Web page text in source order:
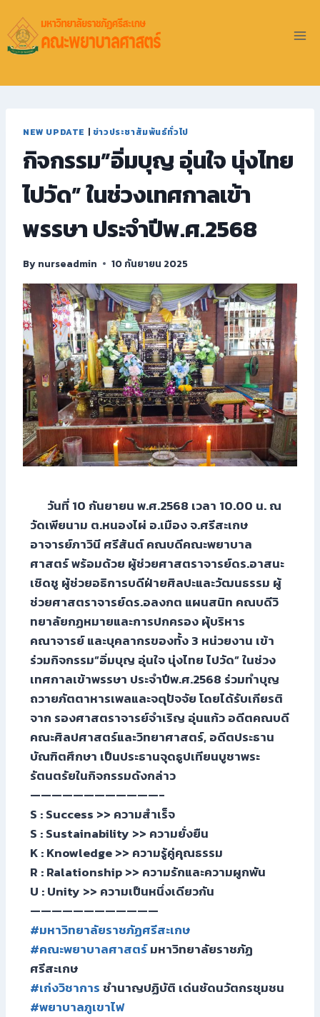
NEW UPDATE | ข่าวประชาสัมพันธ์ทั่วไป
กิจกรรม”อิ่มบุญ อุ่นใจ นุ่งไทย
ไปวัด” ในช่วงเทศกาลเข้า
พรรษา ประจำปีพ.ศ.2568
By nurseadmin 10 กันยายน 2025
วันที่ 10 กันยายน พ.ศ.2568 เวลา 10.00 น. ณ
วัดเพียนาม ต.หนองไผ่ อ.เมือง จ.ศรีสะเกษ
อาจารย์ภาวินี ศรีสันต์ คณบดีคณะพยาบาล
ศาสตร์ พร้อมด้วย ผู้ช่วยศาสตราจารย์ดร.อาสนะ
เชิดชู ผู้ช่วยอธิการบดีฝ่ายศิลปะและวัฒนธรรม ผู้
ช่วยศาสตราจารย์ดร.อลงกต แผนสนิท คณบดีวิ
ทยาลัยกฏหมายและการปกครอง ผุ้บริหาร
คณาจารย์ และบุคลากรของทั้ง 3 หน่วยงาน เข้า
ร่วมกิจกรรม”อิ่มบุญ อุ่นใจ นุ่งไทย ไปวัด” ในช่วง
เทศกาลเข้าพรรษา ประจำปีพ.ศ.2568 ร่วมทำบุญ
ถวายภัตตาหารเพลและจตุปัจจัย โดยได้รับเกียรติ
จาก รองศาสตราจารย์จำเริญ อุ่นแก้ว อดีตคณบดี
คณะศิลปศาสตร์และวิทยาศาสตร์, อดีตประธาน
บัณฑิตศึกษา เป็นประธานจุดธูปเทียนบูชาพระ
รัตนตรัยในกิจกรรมดังกล่าว
————————————-
S : Success >> ความสำเร็จ
S : Sustainability >> ความยั่งยืน
K : Knowledge >> ความรู้คู่คุณธรรม
R : Ralationship >> ความรักและความผูกพัน
U : Unity >> ความเป็นหนึ่งเดียวกัน
————————————
#มหาวิทยาลัยราชภัฏศรีสะเกษ
#คณะพยาบาลศาสตร์มหาวิทยาลัยราชภัฏ
ศรีสะเกษ
#เก่งวิชาการชำนาญปฏิบัติ เด่นชัดนวัตกรชุมชน
#พยาบาลภูเขาไฟ